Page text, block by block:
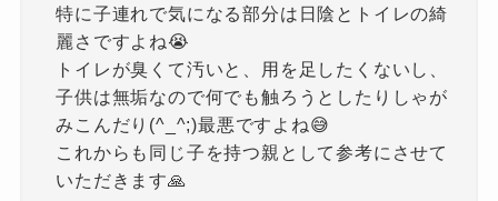
特に子連れで気になる部分は日陰とトイレの綺
麗さですよね😭
トイレが臭くて汚いと、用を足したくないし、
子供は無垢なので何でも触ろうとしたりしゃが
みこんだり(^_^;)最悪ですよね😅
これからも同じ子を持つ親として参考にさせて
いただきます🙏